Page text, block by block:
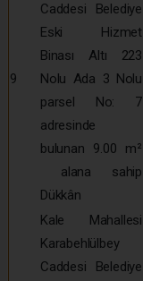
9
Caddesi Belediye
Eski Hizmet
Binası Altı 223
Nolu Ada 3 Nolu
parsel No: 7
adresinde
bulunan 9.00 m²
alana sahip
Dükkân
Kale Mahallesi
Karabehlülbey
Caddesi Belediye